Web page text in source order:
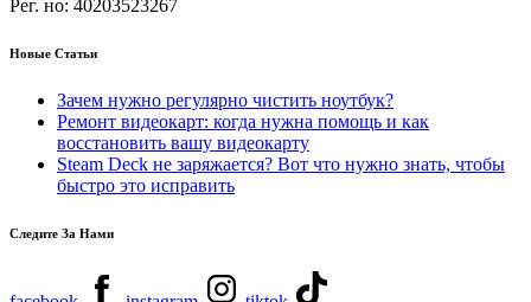
Рег. но: 40203523267
Новые Статьи
Зачем нужно регулярно чистить ноутбук?
Ремонт видеокарт: когда нужна помощь и как
восстановить вашу видеокарту
Steam Deck не заряжается? Вот что нужно знать, чтобы
быстро это исправить
Следите За Нами